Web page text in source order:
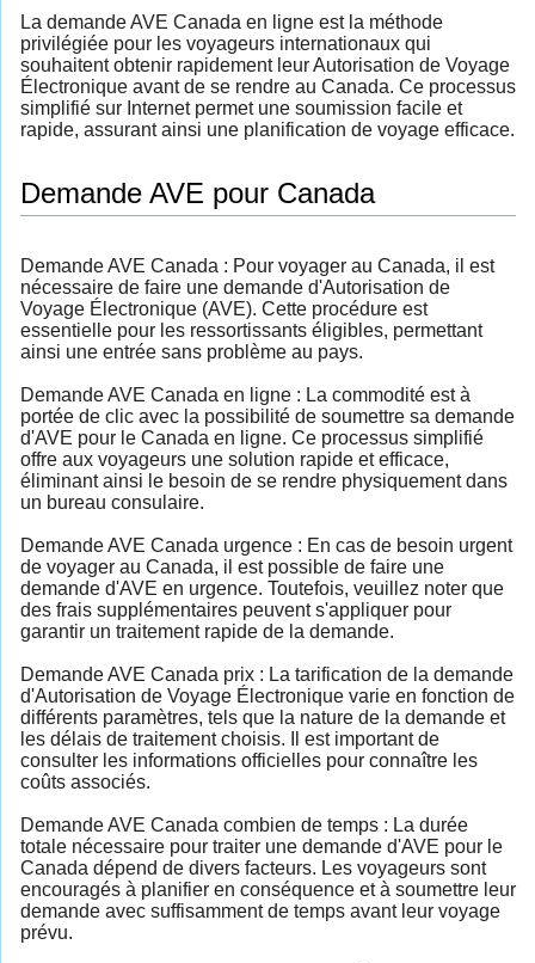
La demande AVE Canada en ligne est la méthode
privilégiée pour les voyageurs internationaux qui
souhaitent obtenir rapidement leur Autorisation de Voyage
Électronique avant de se rendre au Canada. Ce processus
simplifié sur Internet permet une soumission facile et
rapide, assurant ainsi une planification de voyage efficace.
Demande AVE pour Canada
Demande AVE Canada : Pour voyager au Canada, il est
nécessaire de faire une demande d'Autorisation de
Voyage Électronique (AVE). Cette procédure est
essentielle pour les ressortissants éligibles, permettant
ainsi une entrée sans problème au pays.
Demande AVE Canada en ligne : La commodité est à
portée de clic avec la possibilité de soumettre sa demande
d'AVE pour le Canada en ligne. Ce processus simplifié
offre aux voyageurs une solution rapide et efficace,
éliminant ainsi le besoin de se rendre physiquement dans
un bureau consulaire.
Demande AVE Canada urgence : En cas de besoin urgent
de voyager au Canada, il est possible de faire une
demande d'AVE en urgence. Toutefois, veuillez noter que
des frais supplémentaires peuvent s'appliquer pour
garantir un traitement rapide de la demande.
Demande AVE Canada prix : La tarification de la demande
d'Autorisation de Voyage Électronique varie en fonction de
différents paramètres, tels que la nature de la demande et
les délais de traitement choisis. Il est important de
consulter les informations officielles pour connaître les
coûts associés.
Demande AVE Canada combien de temps : La durée
totale nécessaire pour traiter une demande d'AVE pour le
Canada dépend de divers facteurs. Les voyageurs sont
encouragés à planifier en conséquence et à soumettre leur
demande avec suffisamment de temps avant leur voyage
prévu.